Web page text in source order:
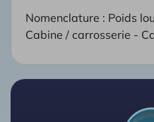
Nomenclature : Poids
Cabine / carrosserie -